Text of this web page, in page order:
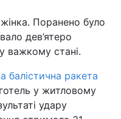
Поранено було
дев’ятеро
важкому стані.
балістична ракета
у житловому
удару